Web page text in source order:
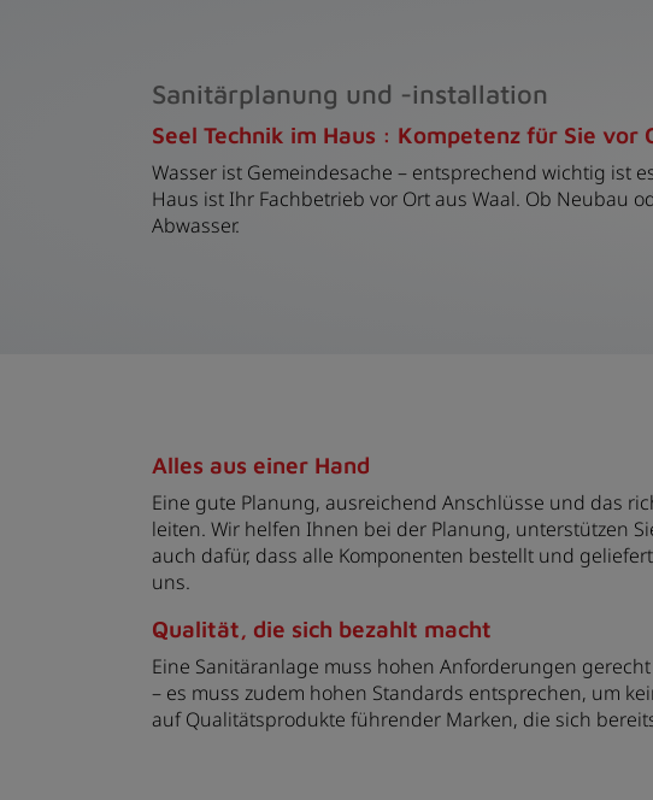
Sanitärplanung und -installation
Seel Technik im Haus : Kompetenz für Sie vor
Wasser ist Gemeindesache – entsprechend wichtig ist
Haus ist Ihr Fachbetrieb vor Ort aus Waal. Ob Neubau
Abwasser.
Alles aus einer Hand
Eine gute Planung, ausreichend Anschlüsse und das
leiten. Wir helfen Ihnen bei der Planung, unterstützen
auch dafür, dass alle Komponenten bestellt und
uns.
Qualität, die sich bezahlt macht
Eine Sanitäranlage muss hohen Anforderungen
– es muss zudem hohen Standards entsprechen, um
auf Qualitätsprodukte führender Marken, die sich